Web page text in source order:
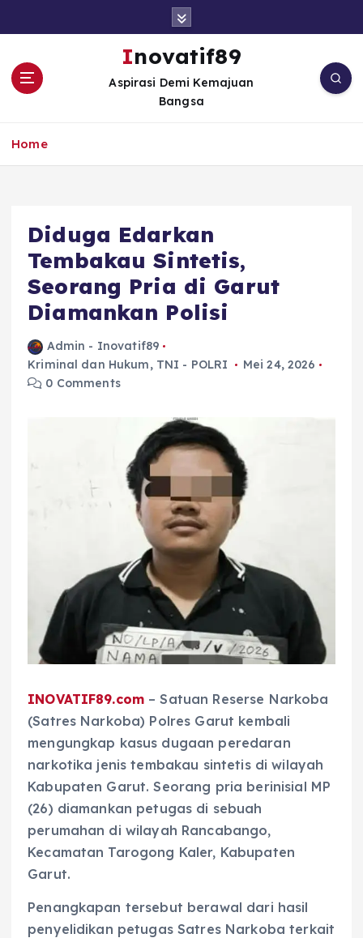
Inovatif89
Aspirasi Demi Kemajuan
Bangsa
Home
Diduga Edarkan
Tembakau Sintetis,
Seorang Pria di Garut
Diamankan Polisi
Admin - Inovatif89
Kriminal dan Hukum, TNI - POLRI
Mei 24, 2026
0 Comments
INOVATIF89.com – Satuan Reserse Narkoba
(Satres Narkoba) Polres Garut kembali
mengungkap kasus dugaan peredaran
narkotika jenis tembakau sintetis di wilayah
Kabupaten Garut. Seorang pria berinisial MP
(26) diamankan petugas di sebuah
perumahan di wilayah Rancabango,
Kecamatan Tarogong Kaler, Kabupaten
Garut.
Penangkapan tersebut berawal dari hasil
penyelidikan petugas Satres Narkoba terkait